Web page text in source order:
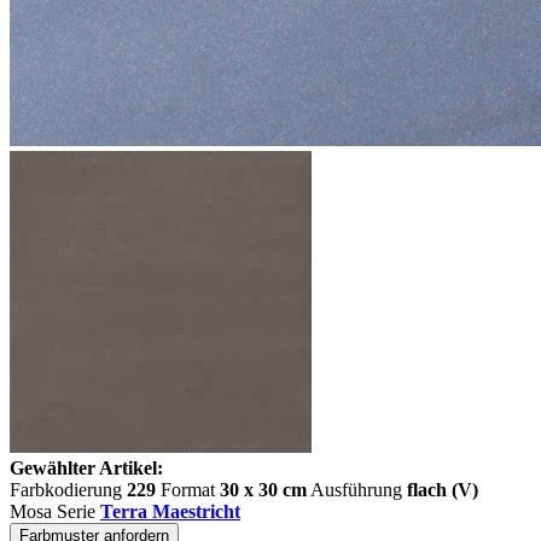
Gewählter Artikel:
Farbkodierung 229 Format 30 x 30 cm Ausführung flach (V)
Mosa Serie Terra Maestricht
Farbmuster anfordern